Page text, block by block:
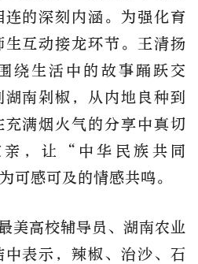
的深刻内涵。为强化育
生互动接龙环节。王清扬
绕生活中的故事踊跃交
南剁椒，从内地良种到
满烟火气的分享中真切
亲，让“中华民族共同
可感可及的情感共鸣。
美高校辅导员、湖南农业
表示，辣椒、治沙、石